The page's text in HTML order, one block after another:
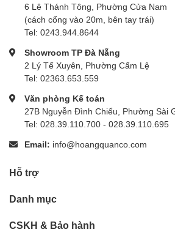
6 Lê Thánh Tông, Phường Cửa Nam
(cách cổng vào 20m, bên tay trái)
Tel: 0243.944.8644
Showroom TP Đà Nẵng
2 Lý Tế Xuyên, Phường Cẩm Lệ
Tel: 02363.653.559
Văn phòng Kế toán
27B Nguyễn Đình Chiểu, Phường Sài
Tel: 028.39.110.700 - 028.39.110.695
Email: info@hoangquanco.com
Hỗ trợ
Danh mục
CSKH & Bảo hành